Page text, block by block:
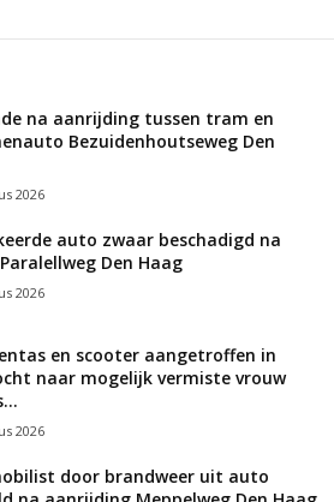
na aanrijding tussen tram en
Bezuidenhoutseweg Den
2026
auto zwaar beschadigd na
Den Haag
2026
en scooter aangetroffen in
naar mogelijk vermiste vrouw
2026
door brandweer uit auto